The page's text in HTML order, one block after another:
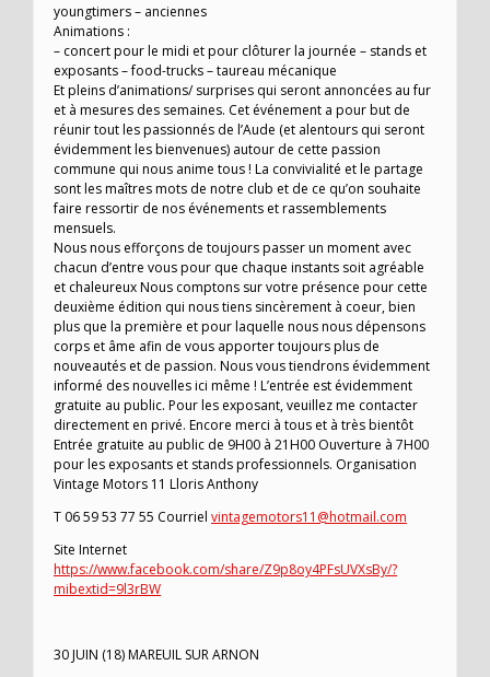
youngtimers – anciennes
Animations :
– concert pour le midi et pour clôturer la journée – stands et
exposants – food-trucks – taureau mécanique
Et pleins d’animations/ surprises qui seront annoncées au fur
et à mesures des semaines. Cet événement a pour but de
réunir tout les passionnés de l’Aude (et alentours qui seront
évidemment les bienvenues) autour de cette passion
commune qui nous anime tous ! La convivialité et le partage
sont les maîtres mots de notre club et de ce qu’on souhaite
faire ressortir de nos événements et rassemblements
mensuels.
Nous nous efforçons de toujours passer un moment avec
chacun d’entre vous pour que chaque instants soit agréable
et chaleureux Nous comptons sur votre présence pour cette
deuxième édition qui nous tiens sincèrement à coeur, bien
plus que la première et pour laquelle nous nous dépensons
corps et âme afin de vous apporter toujours plus de
nouveautés et de passion. Nous vous tiendrons évidemment
informé des nouvelles ici même ! L’entrée est évidemment
gratuite au public. Pour les exposant, veuillez me contacter
directement en privé. Encore merci à tous et à très bientôt
Entrée gratuite au public de 9H00 à 21H00 Ouverture à 7H00
pour les exposants et stands professionnels. Organisation
Vintage Motors 11 Lloris Anthony
T 06 59 53 77 55 Courriel vintagemotors11@hotmail.com
Site Internet
https://www.facebook.com/share/Z9p8oy4PFsUVXsBy/?
mibextid=9l3rBW
30 JUIN (18) MAREUIL SUR ARNON